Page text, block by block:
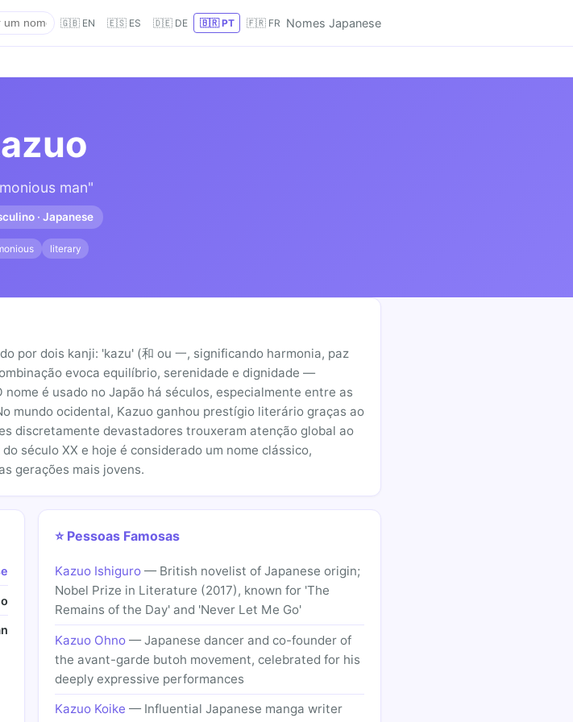
🇬🇧 EN 🇪🇸 ES 🇩🇪 DE 🇧🇷 PT 🇫🇷 FR Nomes Japanese
man"
· Japanese
literary
por dois kanji: 'kazu' (和 ou 一, significando harmonia, paz
evoca equilíbrio, serenidade e dignidade —
é usado no Japão há séculos, especialmente entre as
mundo ocidental, Kazuo ganhou prestígio literário graças ao
discretamente devastadores trouxeram atenção global ao
século XX e hoje é considerado um nome clássico,
gerações mais jovens.
⭐ Pessoas Famosas
Kazuo Ishiguro — British novelist of Japanese origin;
Nobel Prize in Literature (2017), known for 'The
Remains of the Day' and 'Never Let Me Go'
Kazuo Ohno — Japanese dancer and co-founder of
the avant-garde butoh movement, celebrated for his
deeply expressive performances
Kazuo Koike — Influential Japanese manga writer